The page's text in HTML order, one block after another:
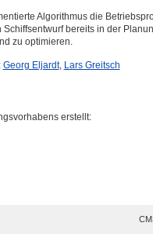
Algorithmus die
bereits in der
zu optimieren.
Georg Eljardt, Lars Greitsch
erstellt: